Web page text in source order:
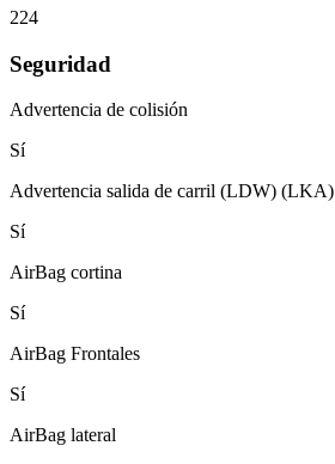
224
Seguridad
Advertencia de colisión
Sí
Advertencia salida de carril (LDW) (LKA)
Sí
AirBag cortina
Sí
AirBag Frontales
Sí
AirBag lateral